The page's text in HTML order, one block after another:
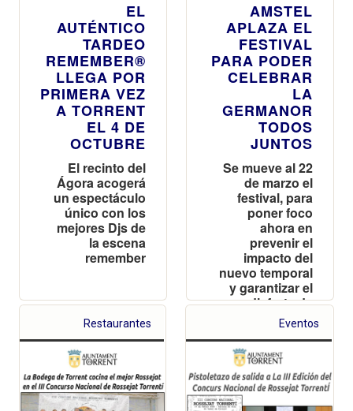
EL
AUTÉNTICO
TARDEO
REMEMBER®
LLEGA POR
PRIMERA VEZ
A TORRENT
EL 4 DE
OCTUBRE
El recinto del
Ágora acogerá
un espectáculo
único con los
mejores Djs de
la escena
remember
AMSTEL
APLAZA EL
FESTIVAL
PARA PODER
CELEBRAR
LA
GERMANOR
TODOS
JUNTOS
Se mueve al 22
de marzo el
festival, para
poner foco
ahora en
prevenir el
impacto del
nuevo temporal
y garantizar el
disfrute de
todos los
ciudadanos
Restaurantes Eventos